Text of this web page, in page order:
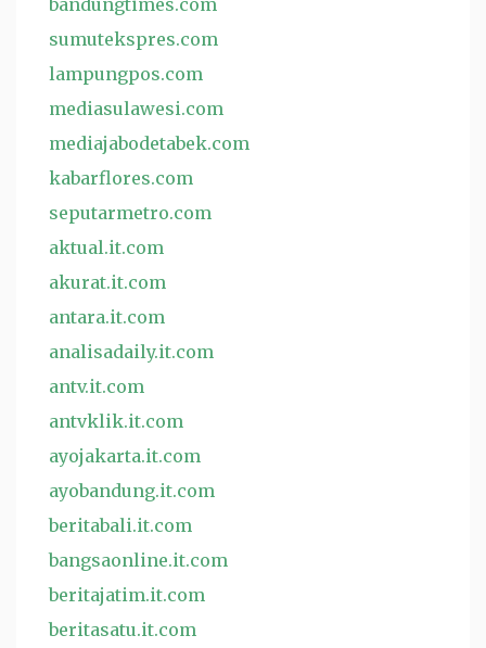
bandungtimes.com
sumutekspres.com
lampungpos.com
mediasulawesi.com
mediajabodetabek.com
kabarflores.com
seputarmetro.com
aktual.it.com
akurat.it.com
antara.it.com
analisadaily.it.com
antv.it.com
antvklik.it.com
ayojakarta.it.com
ayobandung.it.com
beritabali.it.com
bangsaonline.it.com
beritajatim.it.com
beritasatu.it.com